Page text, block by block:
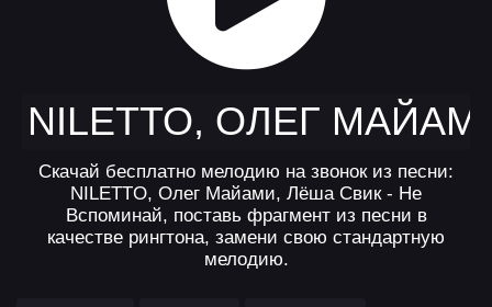
NILETTO, ОЛЕГ
Скачай бесплатно мелодию на звонок из песни:
NILETTO, Олег Майами, Лёша Свик - Не
Вспоминай, поставь фрагмент из песни в
качестве рингтона, замени свою стандартную
мелодию.